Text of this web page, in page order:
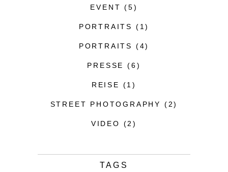
EVENT (5)
PORTRAITS (1)
PORTRAITS (4)
PRESSE (6)
REISE (1)
STREET PHOTOGRAPHY (2)
VIDEO (2)
TAGS